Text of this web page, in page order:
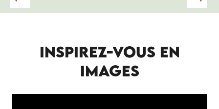
INSPIREZ-VOUS EN
IMAGES